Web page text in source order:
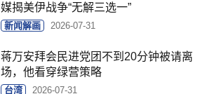
媒揭美伊战争“无解三选一”
新闻解画 2026-07-31
蒋万安拜会民进党团不到20分钟被请离
场，他看穿绿营策略
台湾 2026-07-31